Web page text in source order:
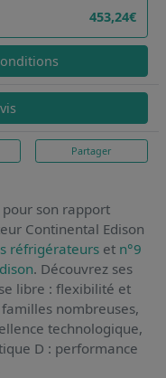
453,24€
Partager
son rapport
Continental Edison
réfrigérateurset n°9
. Découvrez ses
libre : flexibilité et
nombreuses,
technologique,
D : performance